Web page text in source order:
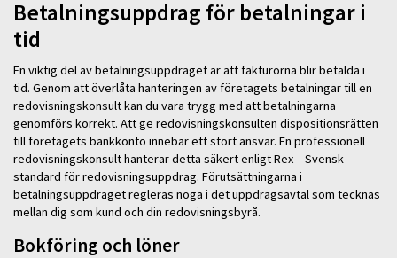
Betalningsuppdrag för betalningar i
tid
En viktig del av betalningsuppdraget är att fakturorna blir betalda i
tid. Genom att överlåta hanteringen av företagets betalningar till en
redovisningskonsult kan du vara trygg med att betalningarna
genomförs korrekt. Att ge redovisningskonsulten dispositionsrätten
till företagets bankkonto innebär ett stort ansvar. En professionell
redovisningskonsult hanterar detta säkert enligt Rex – Svensk
standard för redovisningsuppdrag. Förutsättningarna i
betalningsuppdraget regleras noga i det uppdragsavtal som tecknas
mellan dig som kund och din redovisningsbyrå.
Bokföring och löner